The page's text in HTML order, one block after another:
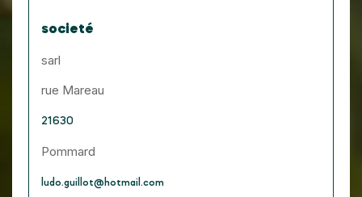
societé
sarl
rue Mareau
21630
Pommard
ludo.guillot@hotmail.com